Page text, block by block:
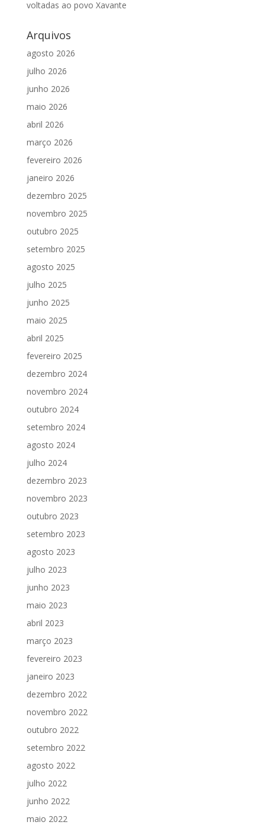
voltadas ao povo Xavante
Arquivos
agosto 2026
julho 2026
junho 2026
maio 2026
abril 2026
março 2026
fevereiro 2026
janeiro 2026
dezembro 2025
novembro 2025
outubro 2025
setembro 2025
agosto 2025
julho 2025
junho 2025
maio 2025
abril 2025
fevereiro 2025
dezembro 2024
novembro 2024
outubro 2024
setembro 2024
agosto 2024
julho 2024
dezembro 2023
novembro 2023
outubro 2023
setembro 2023
agosto 2023
julho 2023
junho 2023
maio 2023
abril 2023
março 2023
fevereiro 2023
janeiro 2023
dezembro 2022
novembro 2022
outubro 2022
setembro 2022
agosto 2022
julho 2022
junho 2022
maio 2022